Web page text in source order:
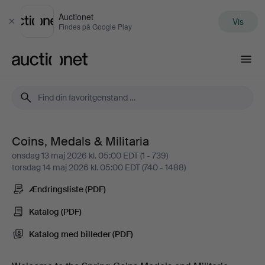
Luk
Auctionet
Findes på Google Play Vis
Coins,
Medals
Militaria
Coins, Medals & Militaria
onsdag 13 maj 2026 kl. 05:00 EDT (1 - 739)
torsdag 14 maj 2026 kl. 05:00 EDT (740 - 1488)
Ændringsliste (PDF)
Katalog (PDF)
Katalog med billeder (PDF)